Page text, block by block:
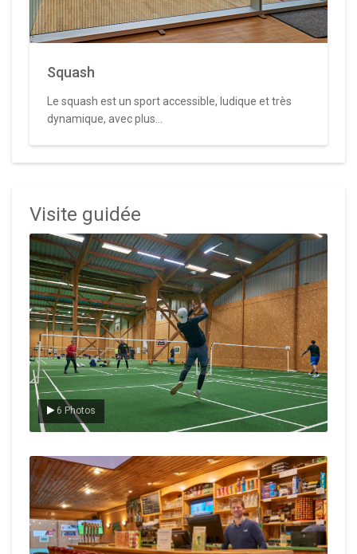
Squash
Le squash est un sport accessible, ludique et très
dynamique, avec plus...
Visite guidée
6 Photos
Le badminton
Le Club